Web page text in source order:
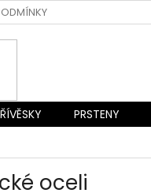
OCHRANY
PRSTENY
oceli